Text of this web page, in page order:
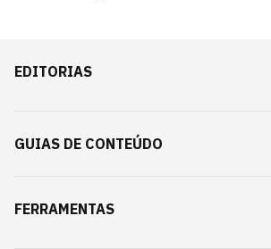
EDITORIAS
GUIAS DE CONTEÚDO
FERRAMENTAS